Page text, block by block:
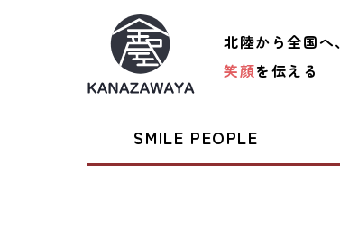
北陸から全国へ、
笑顔を伝える
SMILE PEOPLE